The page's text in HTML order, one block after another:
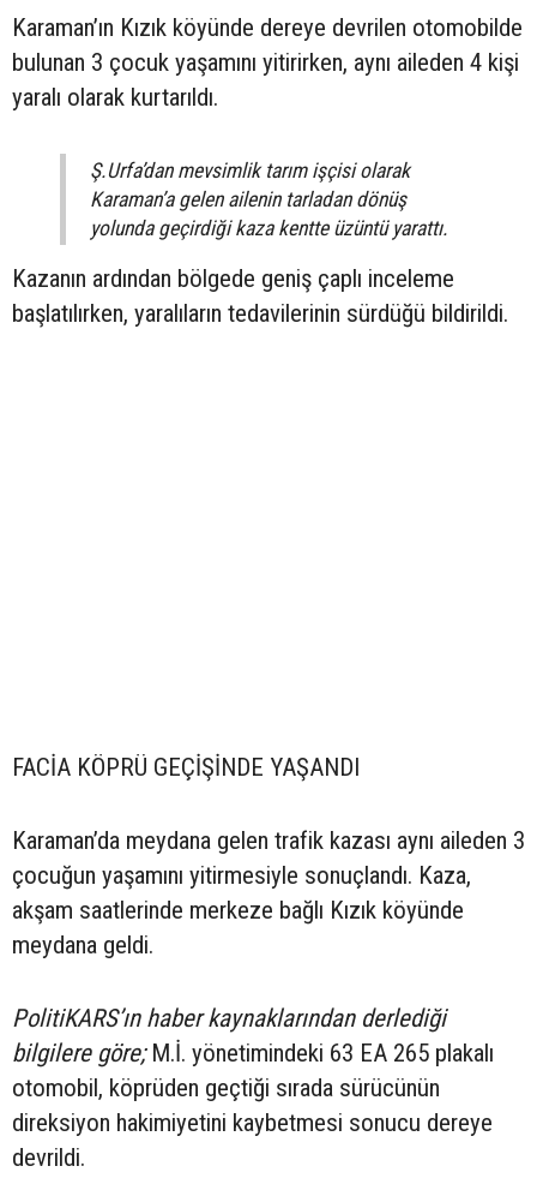
Karaman’ın Kızık köyünde dereye devrilen otomobilde
bulunan 3 çocuk yaşamını yitirirken, aynı aileden 4 kişi
yaralı olarak kurtarıldı.
Ş.Urfa’dan mevsimlik tarım işçisi olarak
Karaman’a gelen ailenin tarladan dönüş
yolunda geçirdiği kaza kentte üzüntü yarattı.
Kazanın ardından bölgede geniş çaplı inceleme
başlatılırken, yaralıların tedavilerinin sürdüğü bildirildi.
FACİA KÖPRÜ GEÇİŞİNDE YAŞANDI
Karaman’da meydana gelen trafik kazası aynı aileden 3
çocuğun yaşamını yitirmesiyle sonuçlandı. Kaza,
akşam saatlerinde merkeze bağlı Kızık köyünde
meydana geldi.
PolitiKARS’ın haber kaynaklarından derlediği
bilgilere göre;M.İ. yönetimindeki 63 EA 265 plakalı
otomobil, köprüden geçtiği sırada sürücünün
direksiyon hakimiyetini kaybetmesi sonucu dereye
devrildi.